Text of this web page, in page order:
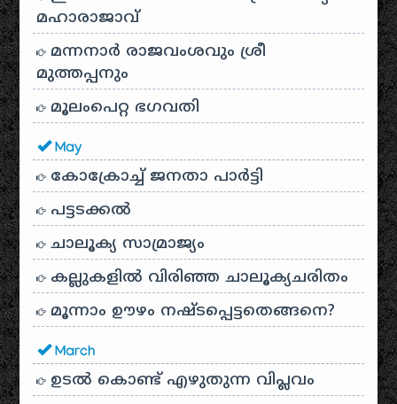
മഹാരാജാവ്
മന്നനാർ രാജവംശവും ശ്രീ
മുത്തപ്പനും
മൂലംപെറ്റ ഭഗവതി
May
കോക്രോച്ച് ജനതാ പാർട്ടി
പട്ടടക്കൽ
ചാലൂക്യ സാമ്രാജ്യം
കല്ലുകളിൽ വിരിഞ്ഞ ചാലൂക്യചരിതം
മൂന്നാം ഊഴം നഷ്ടപ്പെട്ടതെങ്ങനെ?
March
ഉടൽ കൊണ്ട് എഴുതുന്ന വിപ്ലവം